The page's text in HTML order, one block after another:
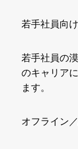
若手社員向
若手社員の
のキャリア
ます。
オフライン